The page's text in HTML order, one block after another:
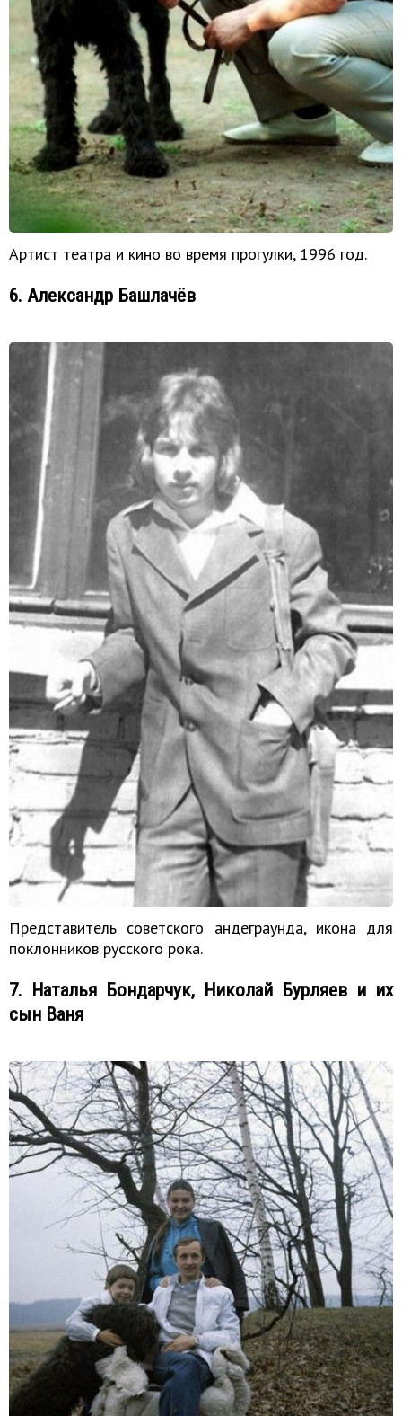
Артист театра и кино во время прогулки, 1996 год.
6. Александр Башлачёв
Представитель советского андеграунда, икона для
поклонников русского рока.
7. Наталья Бондарчук, Николай Бурляев и их
сын Ваня